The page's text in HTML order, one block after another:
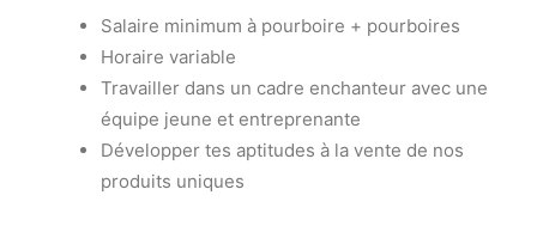
Salaire minimum à pourboire + pourboires
Horaire variable
Travailler dans un cadre enchanteur avec une
équipe jeune et entreprenante
Développer tes aptitudes à la vente de nos
produits uniques